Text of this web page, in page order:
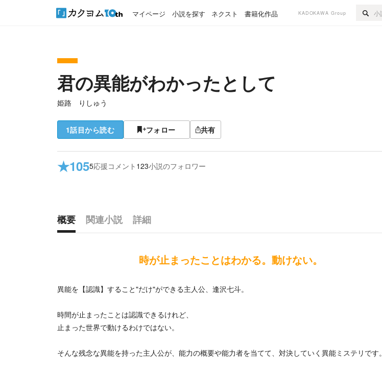
マイページ 小説を探す ネクスト 書籍化作品 KADOKAWA Group
君の異能がわかったとして
姫路 りしゅう
1話目から読む フォロー 共有
★1055応援コメント 123小説のフォロワー
概要 関連小説
詳細
時が止まったことはわかる。動けない。
異能を【認識】すること"だけ"ができる主人公、逢沢七斗。
時間が止まったことは認識できるけれど、
止まった世界で動けるわけではない。
そんな残念な異能を持った主人公が、能力の概要や能力者を当てて、対決していく異能ミステリです。